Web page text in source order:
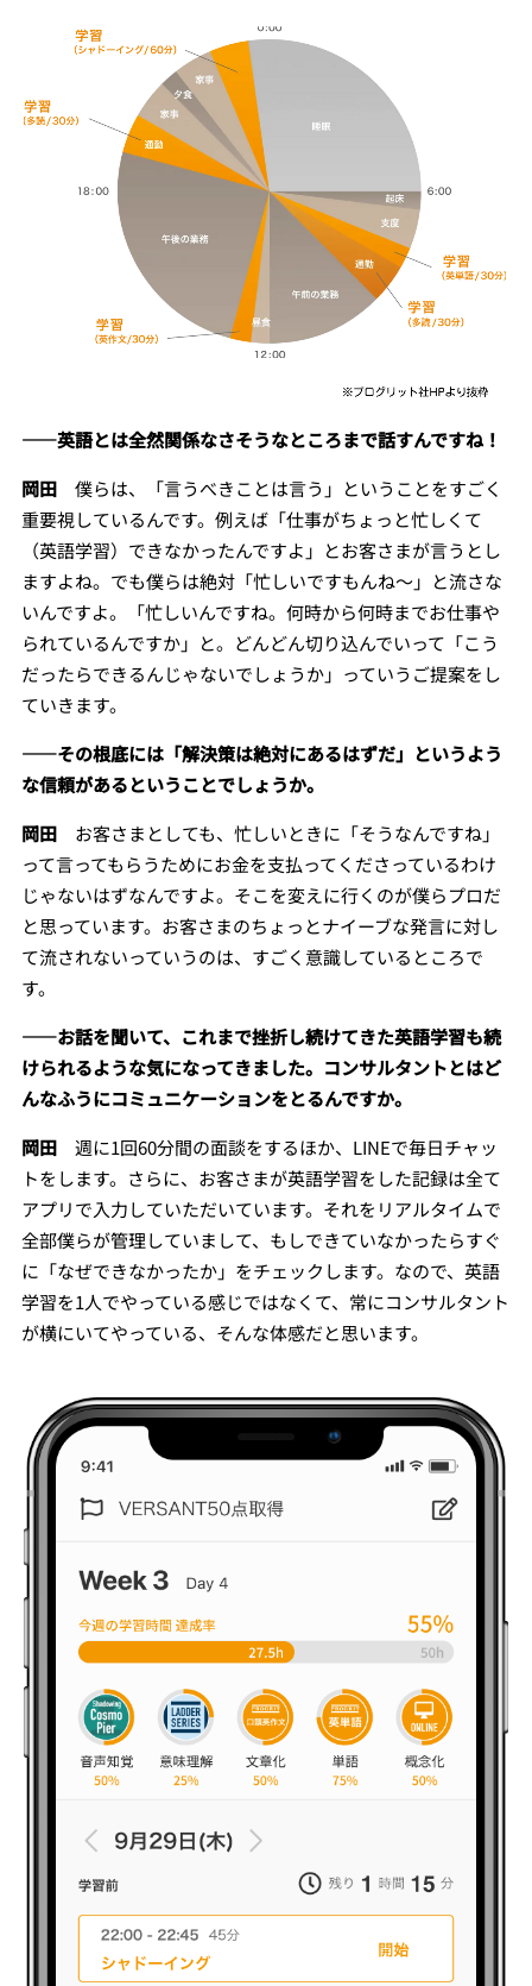
――英語とは全然関係なさそうなところまで話すんですね！
岡田僕らは、「言うべきことは言う」ということをすごく
重要視しているんです。例えば「仕事がちょっと忙しくて
（英語学習）できなかったんですよ」とお客さまが言うとし
ますよね。でも僕らは絶対「忙しいですもんね～」と流さな
いんですよ。「忙しいんですね。何時から何時までお仕事や
られているんですか」と。どんどん切り込んでいって「こう
だったらできるんじゃないでしょうか」っていうご提案をし
ていきます。
――その根底には「解決策は絶対にあるはずだ」というよう
な信頼があるということでしょうか。
岡田お客さまとしても、忙しいときに「そうなんですね」
って言ってもらうためにお金を支払ってくださっているわけ
じゃないはずなんですよ。そこを変えに行くのが僕らプロだ
と思っています。お客さまのちょっとナイーブな発言に対し
て流されないっていうのは、すごく意識しているところで
す。
――お話を聞いて、これまで挫折し続けてきた英語学習も続
けられるような気になってきました。コンサルタントとはど
んなふうにコミュニケーションをとるんですか。
岡田週に1回60分間の面談をするほか、LINEで毎日チャッ
トをします。さらに、お客さまが英語学習をした記録は全て
アプリで入力していただいています。それをリアルタイムで
全部僕らが管理していまして、もしできていなかったらすぐ
に「なぜできなかったか」をチェックします。なので、英語
学習を1人でやっている感じではなくて、常にコンサルタント
が横にいてやっている、そんな体感だと思います。